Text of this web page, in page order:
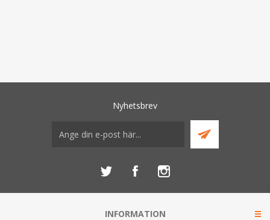
Nyhetsbrev
INFORMATION